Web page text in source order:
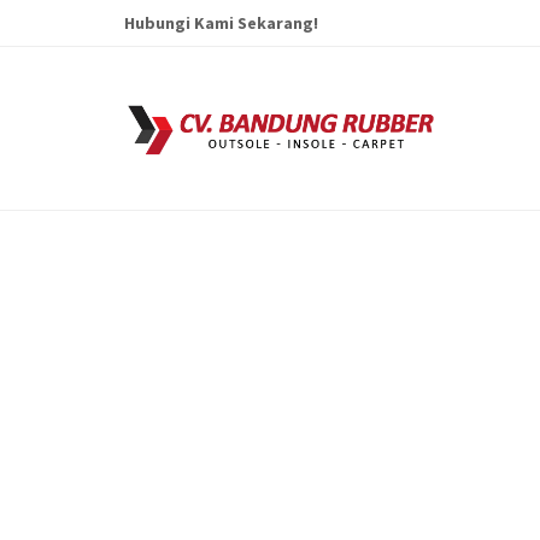
Hubungi Kami Sekarang!